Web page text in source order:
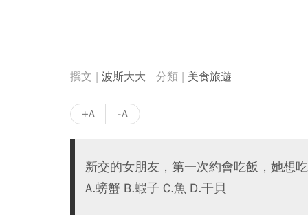
波斯大大 美食旅遊
+A -A
新交的女朋友，第一次約會吃飯，她想
A.螃蟹 B.蝦子 C.魚 D.干貝